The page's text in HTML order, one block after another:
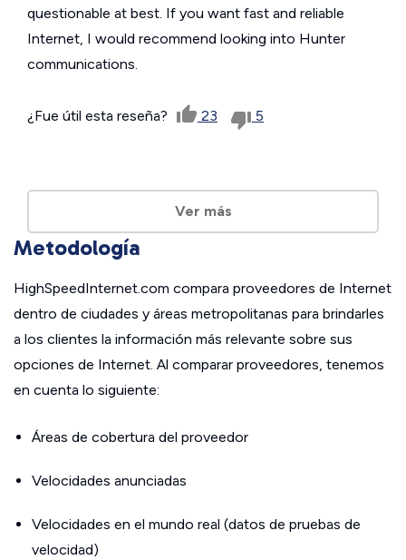
questionable at best. If you want fast and reliable
Internet, I would recommend looking into Hunter
communications.
¿Fue útil esta reseña? 23 5
Ver más
Metodología
HighSpeedInternet.com compara proveedores de Internet
dentro de ciudades y áreas metropolitanas para brindarles
a los clientes la información más relevante sobre sus
opciones de Internet. Al comparar proveedores, tenemos
en cuenta lo siguiente:
Áreas de cobertura del proveedor
Velocidades anunciadas
Velocidades en el mundo real (datos de pruebas de
velocidad)